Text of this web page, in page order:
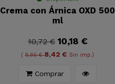
Crema con Árnica OXD 500
ml
10,72 € 10,18 €
(8,86 €8,42 € Sin imp.)
Comprar